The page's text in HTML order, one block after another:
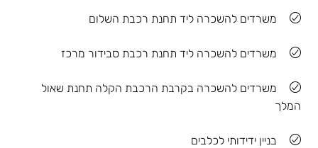
משרדים להשכרה ליד תחנת רכבת השלום
משרדים להשכרה ליד תחנת רכבת סבידור מרכז
משרדים להשכרה בקרבת הרכבת הקלה תחנת שאול
המלך
בניין ידידותי לכלבים